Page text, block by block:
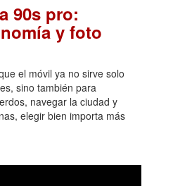
90s pro:
y foto
el móvil ya no sirve solo
sino también para
navegar la ciudad y
elegir bien importa más